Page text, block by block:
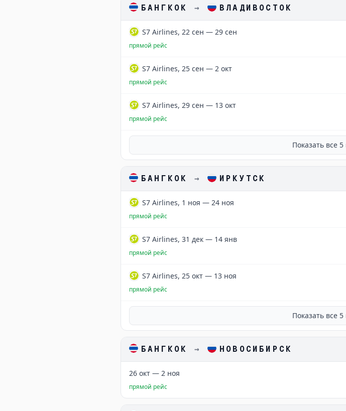
БАНГКОК → ВЛАДИВОСТОК
S7 Airlines, 22 сен — 29 сен
прямой рейс
S7 Airlines, 25 сен — 2 окт
прямой рейс
S7 Airlines, 29 сен — 13 окт
прямой рейс
Показать все 5
БАНГКОК → ИРКУТСК
S7 Airlines, 1 ноя — 24 ноя
прямой рейс
S7 Airlines, 31 дек — 14 янв
прямой рейс
S7 Airlines, 25 окт — 13 ноя
прямой рейс
Показать все 5
БАНГКОК → НОВОСИБИРСК
26 окт — 2 ноя
прямой рейс